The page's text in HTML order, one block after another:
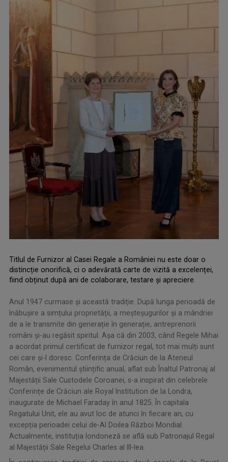
Titlul de Furnizor al Casei Regale a României nu este doar o
distincție onorifică, ci o adevărată carte de vizită a excelenței,
fiind obținut după ani de colaborare, testare și apreciere.
Anul 1947 curmase și această tradiție. După lunga perioadă de
înăbușire a simțului proprietății, a meșteșugurilor și a mândriei
de a le transmite din generație în generație, antreprenorii
români și-au regăsit spiritul. Așa că din 2003, când Regele Mihai
a acordat primul certificat de furnizor regal, tot mai mulți sunt
cei care și-l doresc. Conferința de Crăciun de la Ateneul
Român, evenimentul științific anual, aflat sub Înaltul Patronaj al
Majestății Sale Custodele Coroanei, s-a inspirat din celebrele
Conferințe de Crăciun ale Royal Institution de la Londra,
inaugurate de Michael Faraday în anul 1825. În capitala
Regatului Unit, ele au avut loc de atunci în fiecare an, cu
excepția perioadei celui de-Al Doilea Război Mondial.
Actualmente, instituția londoneză se află sub Patronajul Regal
al Majestății Sale Regelui Charles al III-lea.